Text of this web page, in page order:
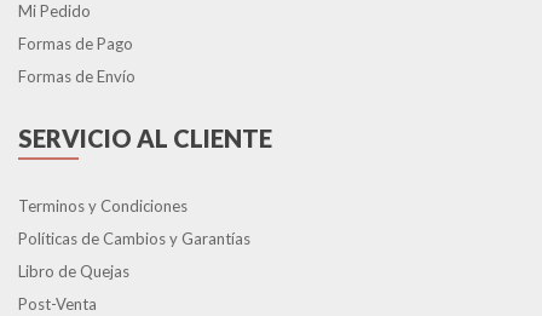
Mi Pedido
Formas de Pago
Formas de Envío
SERVICIO AL CLIENTE
Terminos y Condiciones
Políticas de Cambios y Garantías
Libro de Quejas
Post-Venta